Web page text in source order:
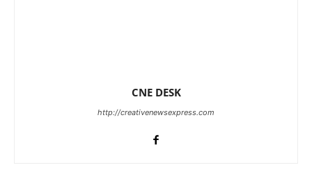
CNE DESK
http://creativenewsexpress.com